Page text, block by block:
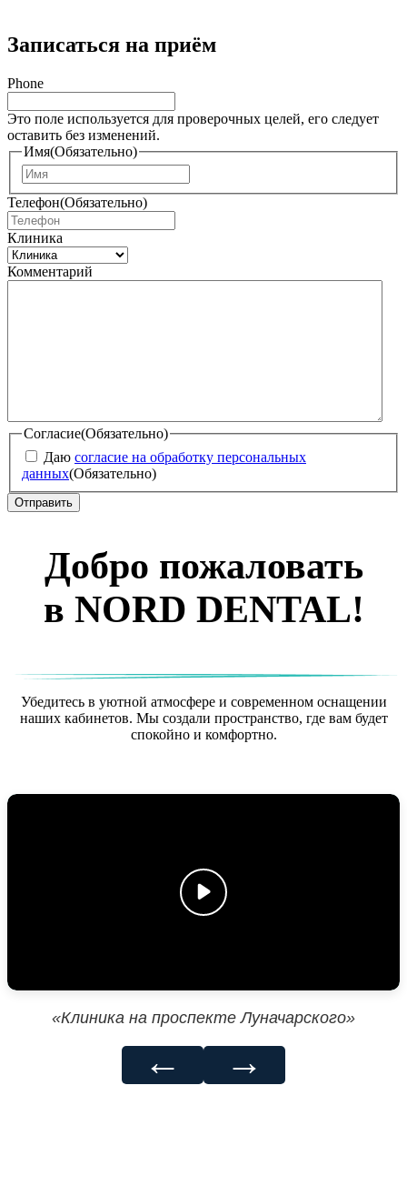
Записаться на приём
Phone
Это поле используется для проверочных целей, его следует
оставить без изменений.
Имя(Обязательно)
м
Телефон(Обязательно)
Клиника
Комментарий
Согласие(Обязательно)
Даю согласие на обработку персональных
данных(Обязательно)
Добро пожаловать
в NORD DENTAL!
Убедитесь в уютной атмосфере и современном оснащении
наших кабинетов. Мы создали пространство, где вам будет
спокойно и комфортно.
«Клиника на проспекте Луначарского»
← →